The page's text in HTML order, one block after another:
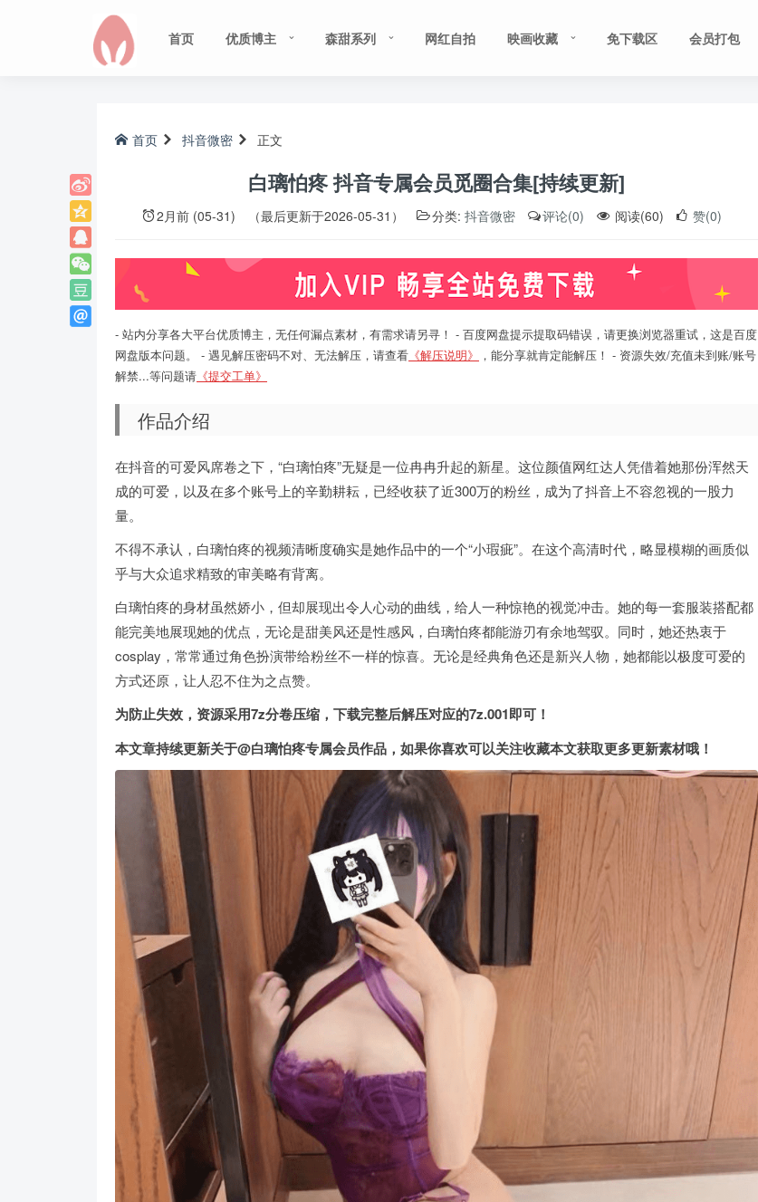
首页 优质博主 森甜系列 网红自拍 映画收藏 免下载区 会员打包
首页 抖音微密 正文
白璃怕疼 抖音专属会员觅圈合集[持续更新]
2月前 (05-31) （最后更新于2026-05-31） 分类: 抖音微密 评论(0) 阅读(60) 赞(0)
- 站内分享各大平台优质博主，无任何漏点素材，有需求请另寻！ - 百度网盘提示提取码错误，请更换浏览器重试，这是百度
网盘版本问题。 - 遇见解压密码不对、无法解压，请查看 《解压说明》
，能分享就肯定能解压！ - 资源失效/充值未到账/账号
解禁...等问题请 《提交工单》
作品介绍
在抖音的可爱风席卷之下，“白璃怕疼”无疑是一位冉冉升起的新星。这位颜值网红达人凭借着她那份浑然天
成的可爱，以及在多个账号上的辛勤耕耘，已经收获了近300万的粉丝，成为了抖音上不容忽视的一股力
量。
不得不承认，白璃怕疼的视频清晰度确实是她作品中的一个“小瑕疵”。在这个高清时代，略显模糊的画质似
乎与大众追求精致的审美略有背离。
白璃怕疼的身材虽然娇小，但却展现出令人心动的曲线，给人一种惊艳的视觉冲击。她的每一套服装搭配都
能完美地展现她的优点，无论是甜美风还是性感风，白璃怕疼都能游刃有余地驾驭。同时，她还热衷于
cosplay，常常通过角色扮演带给粉丝不一样的惊喜。无论是经典角色还是新兴人物，她都能以极度可爱的
方式还原，让人忍不住为之点赞。
为防止失效，资源采用7z分卷压缩，下载完整后解压对应的7z.001即可！
本文章持续更新关于@白璃怕疼专属会员作品，如果你喜欢可以关注收藏本文获取更多更新素材哦！